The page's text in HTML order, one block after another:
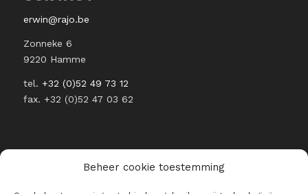
Beheer cookie toestemming
erwin@rajo.be
Zonneke 6
9220 Hamme
tel. +32 (0)52 49 73 12
fax. +32 (0)52 47 03 62
RESTEZ INFORMÉ DE L’ACTUALITÉ